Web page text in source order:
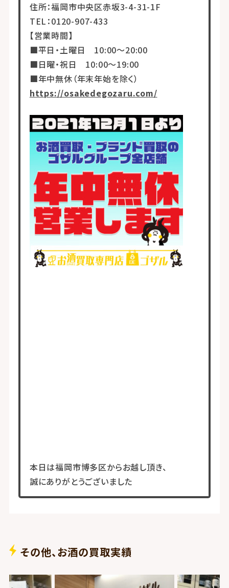
住所：福岡市中央区赤坂3-4-31-1F
TEL：0120-907-433
【営業時間】
■平日・土曜日 10:00～20:00
■日曜・祝日 10:00～19:00
■年中無休（年末年始を除く）
https://osakedegozaru.com/
本日は福岡市博多区からお越し頂き、
誠にありがとうございました
その他、お酒の買取実績